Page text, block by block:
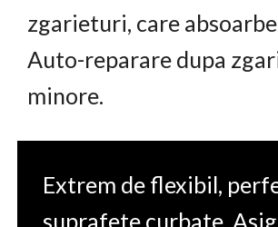
zgarieturi, care
Auto-reparare dupa
minore.
Extrem de flexibil,
suprafete curbate.